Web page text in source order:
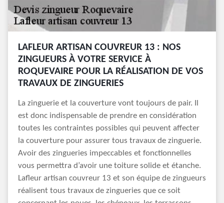
LAFLEUR ARTISAN COUVREUR 13 : NOS
ZINGUEURS À VOTRE SERVICE À
ROQUEVAIRE POUR LA RÉALISATION DE VOS
TRAVAUX DE ZINGUERIES
La zinguerie et la couverture vont toujours de pair. Il
est donc indispensable de prendre en considération
toutes les contraintes possibles qui peuvent affecter
la couverture pour assurer tous travaux de zinguerie.
Avoir des zingueries impeccables et fonctionnelles
vous permettra d’avoir une toiture solide et étanche.
Lafleur artisan couvreur 13 et son équipe de zingueurs
réalisent tous travaux de zingueries que ce soit